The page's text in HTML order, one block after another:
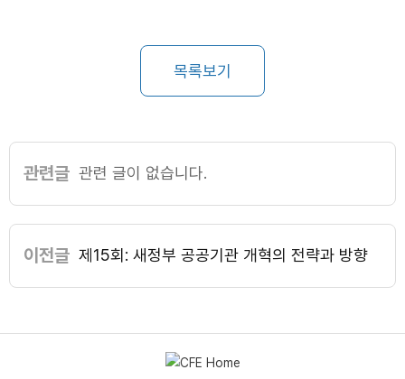
목록보기
관련글 관련 글이 없습니다.
이전글 제15회: 새정부 공공기관 개혁의 전략과 방향